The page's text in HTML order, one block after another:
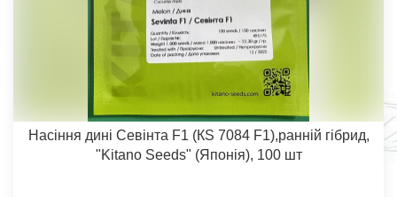
Насіння дині Севінта F1 (КS 7084 F1),ранній гібрид,
"Kitano Seeds" (Японія), 100 шт